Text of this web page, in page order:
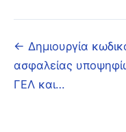
← Δημιουργία
ασφαλείας
ΓΕΛ και…